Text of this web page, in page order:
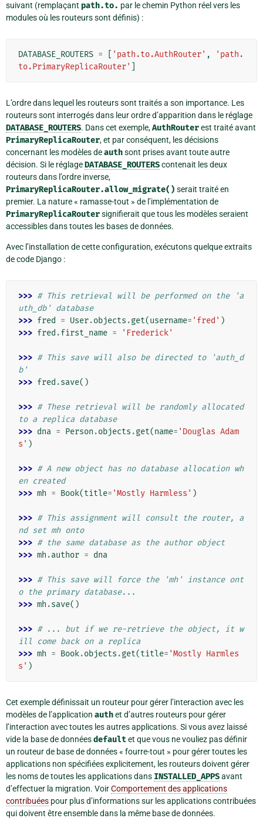
suivant (remplaçant path.to. par le chemin Python réel vers les
modules où les routeurs sont définis) :
DATABASE_ROUTERS = 'path.to.AuthRouter' ,
'path.
to.PrimaryReplicaRouter'
L’ordre dans lequel les routeurs sont traités a son importance. Les
routeurs sont interrogés dans leur ordre d’apparition dans le réglage
DATABASE_ROUTERS. Dans cet exemple,AuthRouterest traité avant
PrimaryReplicaRouter, et par conséquent, les décisions
concernant les modèles deauthsont prises avant toute autre
décision. Si le réglageDATABASE_ROUTERScontenait les deux
routeurs dans l’ordre inverse,
PrimaryReplicaRouter.allow_migrate() serait traité en
premier. La nature « ramasse-tout » de l’implémentation de
PrimaryReplicaRoutersignifierait que tous les modèles seraient
accessibles dans toutes les bases de données.
Avec l’installation de cette configuration, exécutons quelque extraits
de code Django :
>>> # This retrieval will be performed on the 'a
uth_db' database
>>> fred = User.objects .get(username= 'fred' )
>>> fred .first_name = 'Frederick'
>>> # This save will also be directed to 'auth_d
b'
>>> fred .save()
>>> # These retrieval will be randomly allocated
to a replica database
>>> dna = Person .objects .get(name= 'Douglas Adam
s' )
>>> # A new object has no database allocation wh
en created
>>> mh = Book(title= 'Mostly Harmless' )
>>> # This assignment will consult the router, a
nd set mh onto
>>> # the same database as the author object
>>> mh .author = dna
>>> # This save will force the 'mh' instance ont
o the primary database...
>>> mh .save()
>>> # ... but if we re-retrieve the object, it w
ill come back on a replica
>>> mh = Book.objects .get(title= 'Mostly Harmles
s' )
Cet exemple définissait un routeur pour gérer l’interaction avec les
modèles de l’application authet d’autres routeurs pour gérer
l’interaction avec toutes les autres applications. Si vous avez laissé
vide la base de donnéesdefaultet que vous ne vouliez pas définir
un routeur de base de données « fourre-tout » pour gérer toutes les
applications non spécifiées explicitement, les routeurs doivent gérer
les noms de toutes les applications dans INSTALLED_APPSavant
d’effectuer la migration. VoirComportement des applications
contribuées pour plus d’informations sur les applications contribuées
qui doivent être ensemble dans la même base de données.